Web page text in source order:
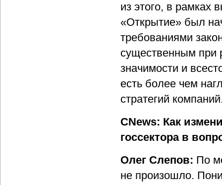
из этого, в рамках
«Открытие» был
требованиями
существенным при
значимости и
есть более чем
стратегий
CNews: Как
госсектора в
Олег Слепов: По
не произошло.